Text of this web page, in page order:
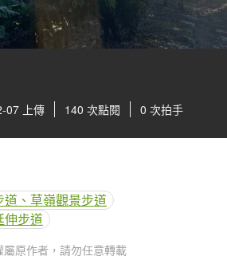
07 上傳 140 次點閱 0 次拍手
道、草嶺觀景步道
伸步道
屬原作者，請勿任意轉載